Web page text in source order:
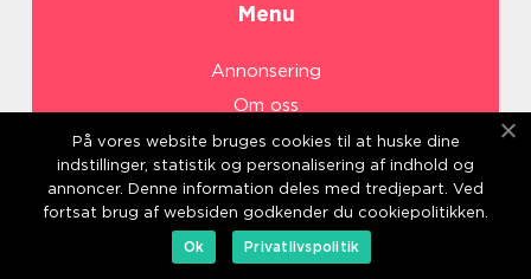
Menu
Annonsering
Om oss
Cookies
Kontakta oss
Sitemap
På vores website bruges cookies til at huske dine
indstillinger, statistik og personalisering af indhold og
annoncer. Denne information deles med tredjepart. Ved
fortsat brug af websiden godkender du cookiepolitikken.
Ok
Privatlivspolitik